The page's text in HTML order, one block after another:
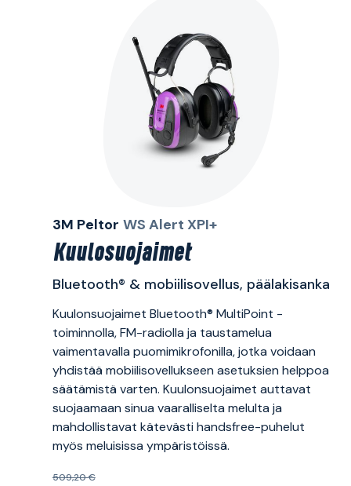
3M Peltor WS Alert XPI+
Kuulosuojaimet
Bluetooth® & mobiilisovellus, päälakisanka
Kuulonsuojaimet Bluetooth® MultiPoint -
toiminnolla, FM-radiolla ja taustamelua
vaimentavalla puomimikrofonilla, jotka voidaan
yhdistää mobiilisovellukseen asetuksien helppoa
säätämistä varten. Kuulonsuojaimet auttavat
suojaamaan sinua vaaralliselta melulta ja
mahdollistavat kätevästi handsfree-puhelut
myös meluisissa ympäristöissä.
509,20 €